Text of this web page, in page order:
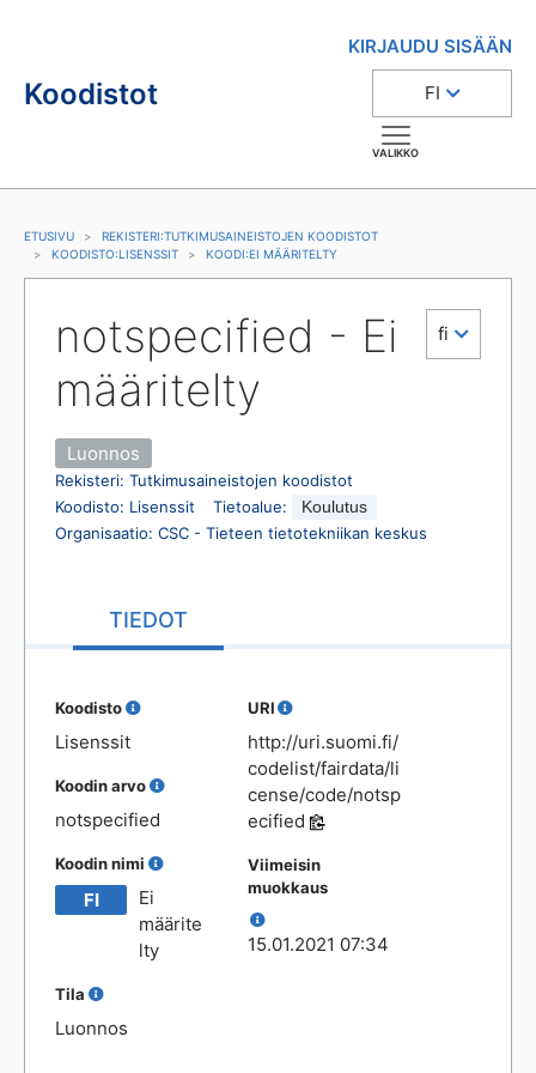
Koodistot
KIRJAUDU SISÄÄN
FI
VALIKKO
ETUSIVU REKISTERI:TUTKIMUSAINEISTOJEN KOODISTOT
KOODISTO:LISENSSIT KOODI:EI MÄÄRITELTY
notspecified - Ei
määritelty
fi
Luonnos
Rekisteri: Tutkimusaineistojen koodistot
Koodisto: Lisenssit Tietoalue: Koulutus
Organisaatio: CSC - Tieteen tietotekniikan keskus
TIEDOT
Koodisto
Lisenssit
Koodin arvo
notspecified
Koodin nimi
FI
Ei
määrite
lty
Tila
Luonnos
URI
http://uri.suomi.fi/
codelist/fairdata/li
cense/code/notsp
ecified
Viimeisin
muokkaus
15.01.2021 07:34